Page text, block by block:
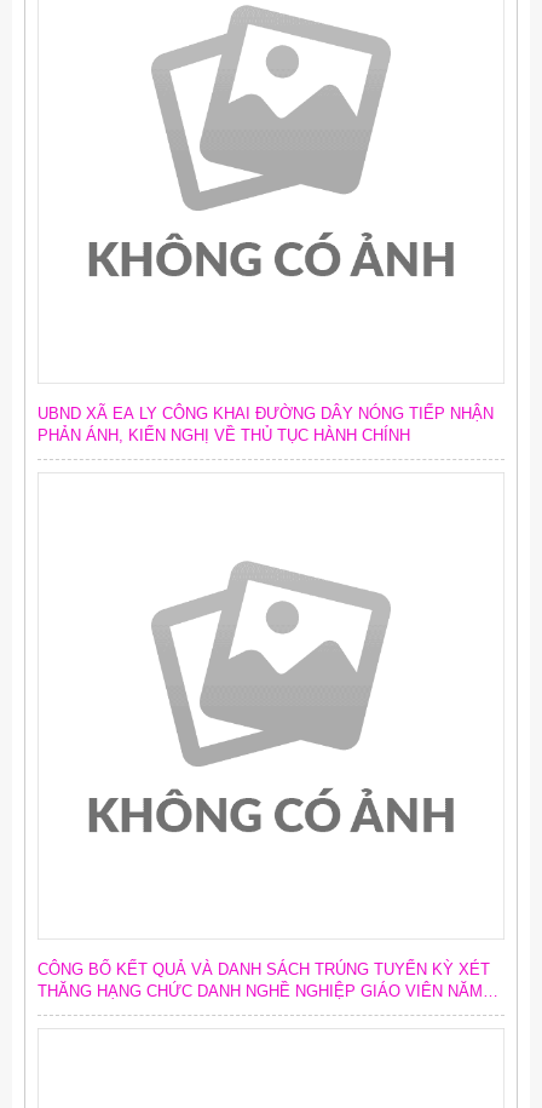
UBND XÃ EA LY CÔNG KHAI ĐƯỜNG DÂY NÓNG TIẾP NHẬN
PHẢN ÁNH, KIẾN NGHỊ VỀ THỦ TỤC HÀNH CHÍNH
CÔNG BỐ KẾT QUẢ VÀ DANH SÁCH TRÚNG TUYỂN KỲ XÉT
THĂNG HẠNG CHỨC DANH NGHỀ NGHIỆP GIÁO VIÊN NĂM
2026